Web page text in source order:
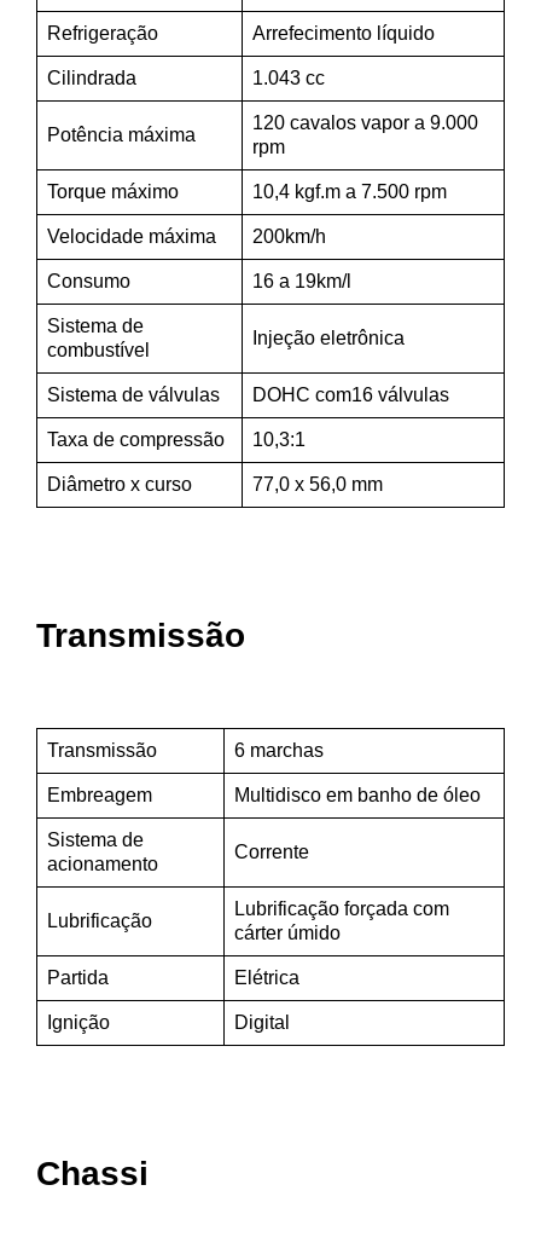
Refrigeração Arrefecimento líquido
Cilindrada 1.043 cc
Potência máxima
120 cavalos vapor a 9.000
rpm
Torque máximo 10,4 kgf.m a 7.500 rpm
Velocidade máxima 200km/h
Consumo 16 a 19km/l
Sistema de
combustível
Injeção eletrônica
Sistema de válvulas DOHC com16 válvulas
Taxa de compressão 10,3:1
Diâmetro x curso 77,0 x 56,0 mm
Transmissão
Transmissão 6 marchas
Embreagem Multidisco em banho de óleo
Sistema de
acionamento
Corrente
Lubrificação
Lubrificação forçada com
cárter úmido
Partida Elétrica
Ignição Digital
Chassi